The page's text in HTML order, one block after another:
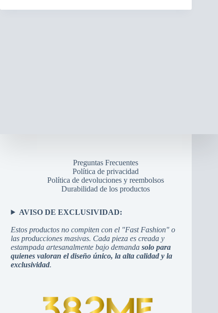
Preguntas Frecuentes
Política de privacidad
Política de devoluciones y reembolsos
Durabilidad de los productos
AVISO DE EXCLUSIVIDAD:
Estos productos no compiten con el "Fast Fashion" o
las producciones masivas. Cada pieza es creada y
estampada artesanalmente bajo demandasolo para
quienes valoran el diseño único, la alta calidad y la
exclusividad.